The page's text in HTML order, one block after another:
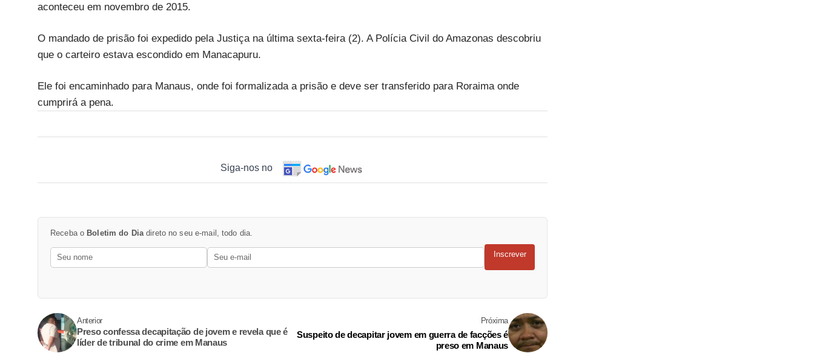
aconteceu em novembro de 2015.
O mandado de prisão foi expedido pela Justiça na última sexta-feira (2). A Polícia Civil do Amazonas descobriu
que o carteiro estava escondido em Manacapuru.
Ele foi encaminhado para Manaus, onde foi formalizada a prisão e deve ser transferido para Roraima onde
cumprirá a pena.
Siga-nos no
Receba o Boletim do Dia direto no seu e-mail, todo dia.
Inscrever
Anterior
Preso confessa decapitação de jovem e revela que é
líder de tribunal do crime em Manaus
Próxima
Suspeito de decapitar jovem em guerra de facções é
preso em Manaus